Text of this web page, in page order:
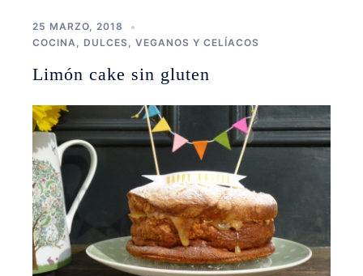
25 MARZO, 2018
COCINA, DULCES, VEGANOS Y CELÍACOS
Limón cake sin gluten